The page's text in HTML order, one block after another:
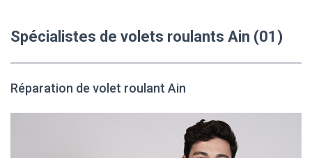
Spécialistes de volets roulants Ain (01)
Réparation de volet roulant Ain